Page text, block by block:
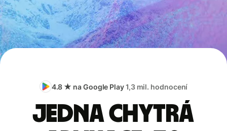
4.8 ★ na Google Play1,3 mil. hodnocení
Jedna chytrá